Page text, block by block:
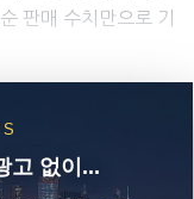
판매 수치만으로 기
고 없이...